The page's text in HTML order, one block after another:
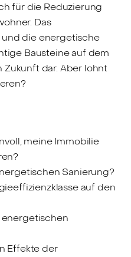
für die Reduzierung
Das
die energetische
Bausteine auf dem
dar. Aber lohnt
meine Immobilie
Sanierung?
auf den
Effekte der